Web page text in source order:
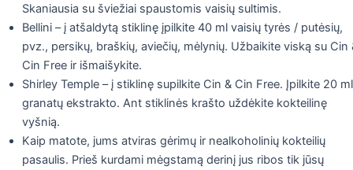
Skaniausia su šviežiai spaustomis vaisių sultimis.
Bellini – į atšaldytą stiklinę įpilkite 40 ml vaisių tyrės / putėsių,
pvz., persikų, braškių, aviečių, mėlynių. Užbaikite viską su Cin
Cin Free ir išmaišykite.
Shirley Temple – į stiklinę supilkite Cin & Cin Free. Įpilkite 20 ml
granatų ekstrakto. Ant stiklinės krašto uždėkite kokteilinę
vyšnią.
Kaip matote, jums atviras gėrimų ir nealkoholinių kokteilių
pasaulis. Prieš kurdami mėgstamą derinį jus ribos tik jūsų